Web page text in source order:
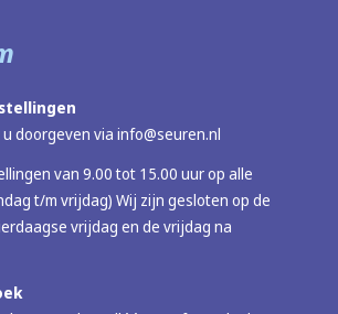
doorgeven via info@seuren.nl
van 9.00 tot 15.00 uur op alle
t/m vrijdag) Wij zijn gesloten op de
vrijdag en de vrijdag na